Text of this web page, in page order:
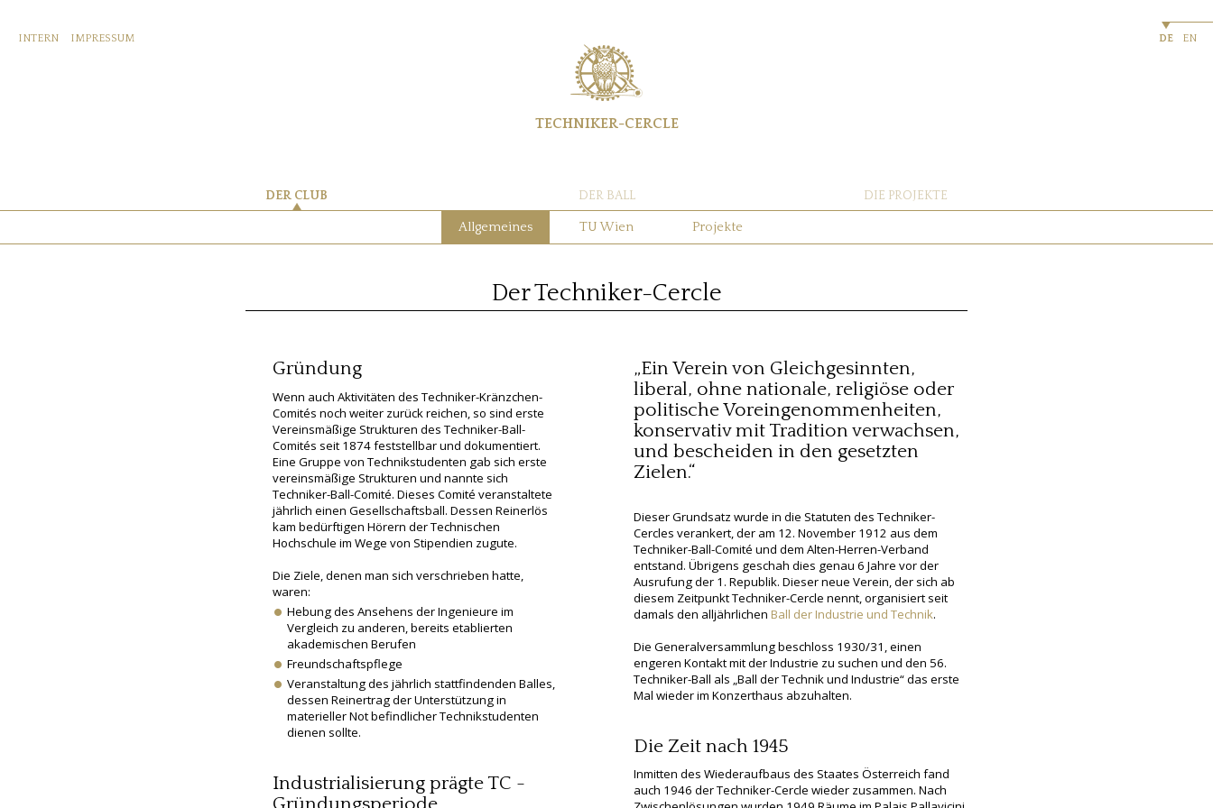
INTERN IMPRESSUM
TECHNIKER-CERCLE
DE EN
DER CLUB DER BALL DIE PROJEKTE
Allgemeines TU Wien Projekte
Der Techniker-Cercle
Gründung
Wenn auch Aktivitäten des Techniker-Kränzchen-
Comités noch weiter zurück reichen, so sind erste
Vereinsmäßige Strukturen des Techniker-Ball-
Comités seit 1874 feststellbar und dokumentiert.
Eine Gruppe von Technikstudenten gab sich erste
vereinsmäßige Strukturen und nannte sich
Techniker-Ball-Comité. Dieses Comité veranstaltete
jährlich einen Gesellschaftsball. Dessen Reinerlös
kam bedürftigen Hörern der Technischen
Hochschule im Wege von Stipendien zugute.
Die Ziele, denen man sich verschrieben hatte,
waren:
Hebung des Ansehens der Ingenieure im
Vergleich zu anderen, bereits etablierten
akademischen Berufen
Freundschaftspflege
Veranstaltung des jährlich stattfindenden Balles,
dessen Reinertrag der Unterstützung in
materieller Not befindlicher Technikstudenten
dienen sollte.
Industrialisierung prägte TC -
„Ein Verein von Gleichgesinnten,
liberal, ohne nationale, religiöse oder
politische Voreingenommenheiten,
konservativ mit Tradition verwachsen,
und bescheiden in den gesetzten
Zielen.“
Dieser Grundsatz wurde in die Statuten des Techniker-
Cercles verankert, der am 12. November 1912 aus dem
Techniker-Ball-Comité und dem Alten-Herren-Verband
entstand. Übrigens geschah dies genau 6 Jahre vor der
Ausrufung der 1. Republik. Dieser neue Verein, der sich ab
diesem Zeitpunkt Techniker-Cercle nennt, organisiert seit
damals den alljährlichen Ball der Industrie und Technik.
Die Generalversammlung beschloss 1930/31, einen
engeren Kontakt mit der Industrie zu suchen und den 56.
Techniker-Ball als „Ball der Technik und Industrie“ das erste
Mal wieder im Konzerthaus abzuhalten.
Die Zeit nach 1945
Inmitten des Wiederaufbaus des Staates Österreich fand
auch 1946 der Techniker-Cercle wieder zusammen. Nach